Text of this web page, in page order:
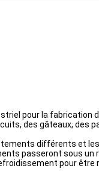
pour la fabrication
des gâteaux, des
différents et
passeront sous un
pour être